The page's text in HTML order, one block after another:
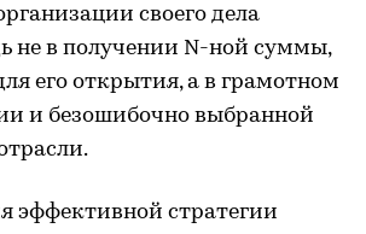
своего дела
не в получении N-ной суммы,
его открытия, а в грамотном
и безошибочно выбранной
эффективной стратегии